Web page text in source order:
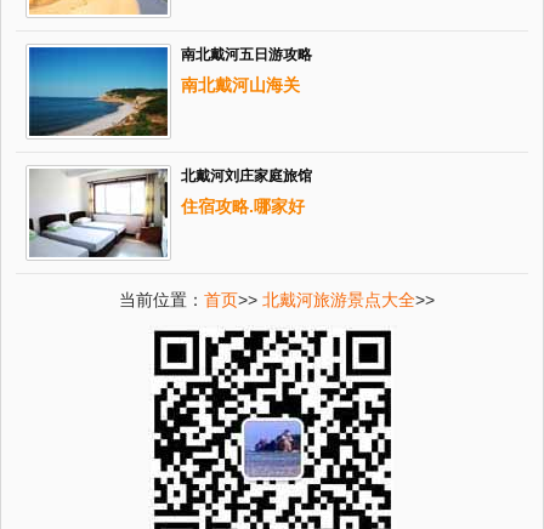
南北戴河五日游攻略
南北戴河山海关
北戴河刘庄家庭旅馆
住宿攻略.哪家好
当前位置： 首页>> 北戴河旅游景点大全>>